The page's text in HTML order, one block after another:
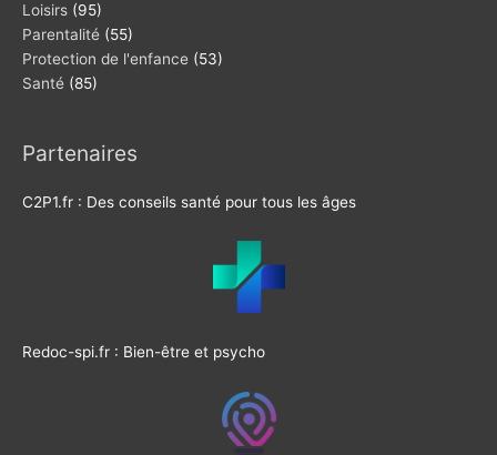
Loisirs (95)
Parentalité (55)
Protection de l'enfance (53)
Santé (85)
Partenaires
C2P1.fr : Des conseils santé pour tous les âges
Redoc-spi.fr : Bien-être et psycho